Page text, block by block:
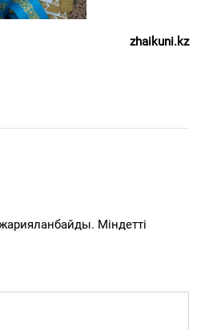
zhaikuni.kz
Міндетті